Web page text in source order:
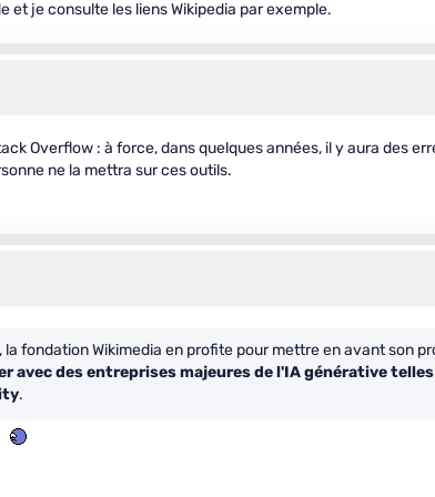
et je consulte les liens Wikipedia par exemple.
Overflow : à force, dans quelques années, il y aura des
ne la mettra sur ces outils.
la fondation Wikimedia en profite pour mettre en avant son
avec des entreprises majeures de l'IA générative
.